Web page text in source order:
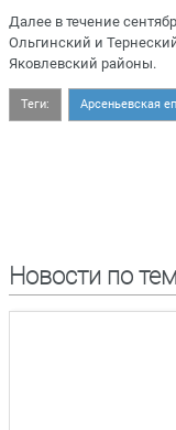
Далее в течение
Ольгинский и
Яковлевский районы.
Теги: Арсеньевская
Новости по